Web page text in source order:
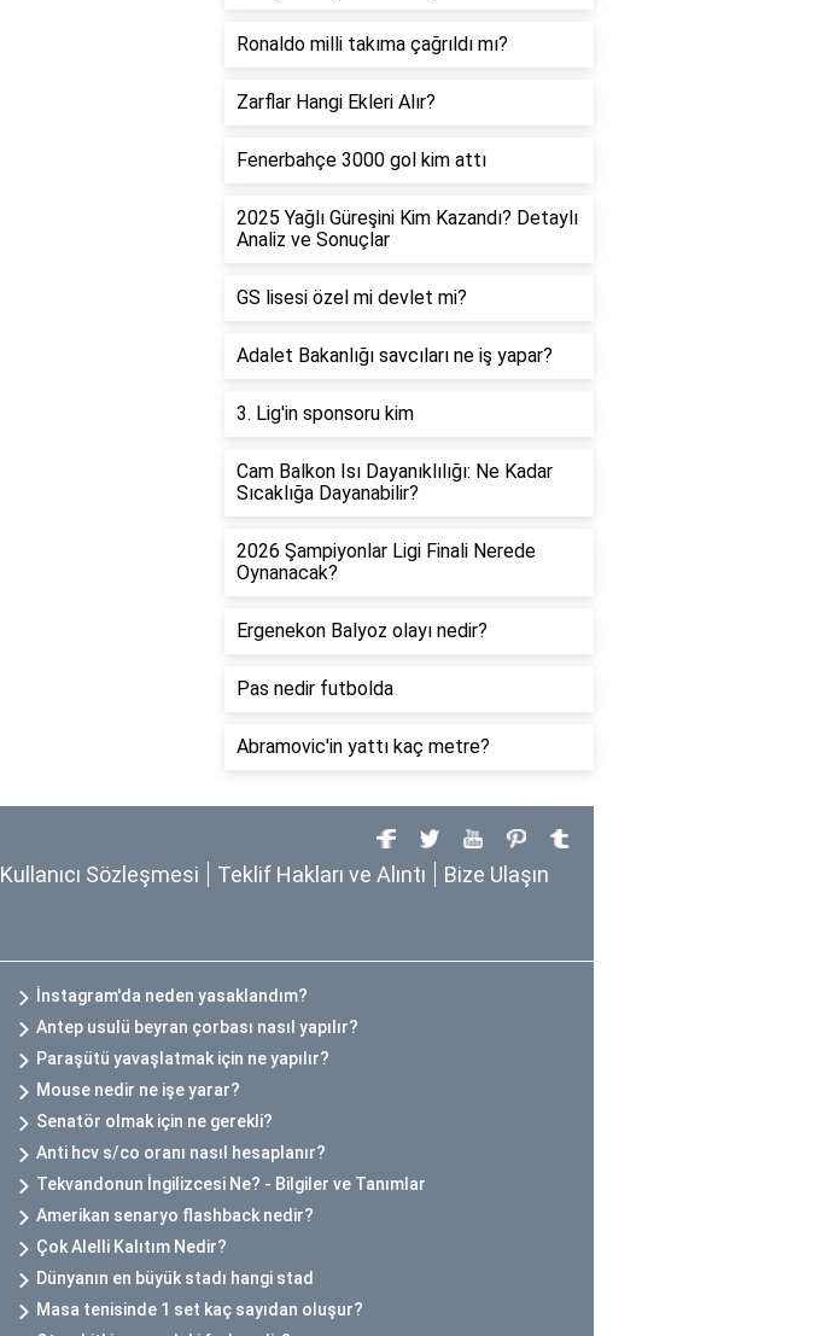
Ronaldo milli takıma çağrıldı mı?
Zarflar Hangi Ekleri Alır?
Fenerbahçe 3000 gol kim attı
2025 Yağlı Güreşini Kim Kazandı? Detaylı
Analiz ve Sonuçlar
GS lisesi özel mi devlet mi?
Adalet Bakanlığı savcıları ne iş yapar?
3. Lig'in sponsoru kim
Cam Balkon Isı Dayanıklılığı: Ne Kadar
Sıcaklığa Dayanabilir?
2026 Şampiyonlar Ligi Finali Nerede
Oynanacak?
Ergenekon Balyoz olayı nedir?
Pas nedir futbolda
Abramovic'in yattı kaç metre?
Kullanıcı Sözleşmesi Teklif Hakları ve Alıntı Bize Ulaşın
İnstagram'da neden yasaklandım?
Antep usulü beyran çorbası nasıl yapılır?
Paraşütü yavaşlatmak için ne yapılır?
Mouse nedir ne işe yarar?
Senatör olmak için ne gerekli?
Anti hcv s/co oranı nasıl hesaplanır?
Tekvandonun İngilizcesi Ne? - Bilgiler ve Tanımlar
Amerikan senaryo flashback nedir?
Çok Alelli Kalıtım Nedir?
Dünyanın en büyük stadı hangi stad
Masa tenisinde 1 set kaç sayıdan oluşur?